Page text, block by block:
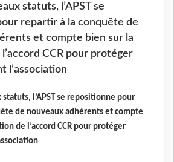
statuts, l’APST se
repartir à la conquête de
et compte bien sur la
CCR pour protéger
l’association
l’APST se repositionne pour
de nouveaux adhérents et compte
de l’accord CCR pour protéger